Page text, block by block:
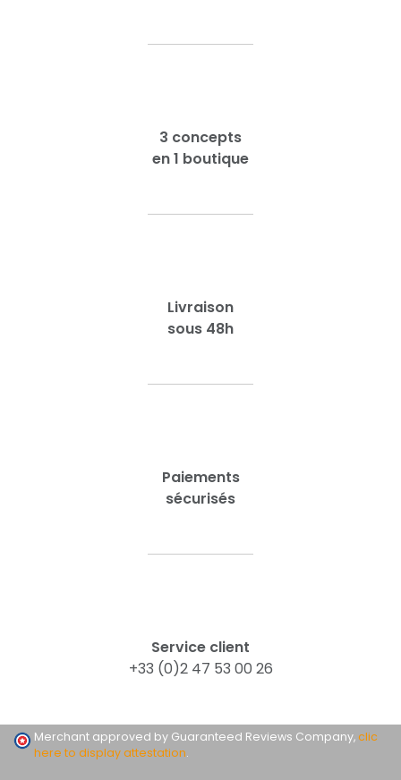
3 concepts
en 1 boutique
Livraison
sous 48h
Paiements
sécurisés
Service client
+33 (0)2 47 53 00 26
Merchant approved by Guaranteed Reviews Company,clic
here to display attestation.